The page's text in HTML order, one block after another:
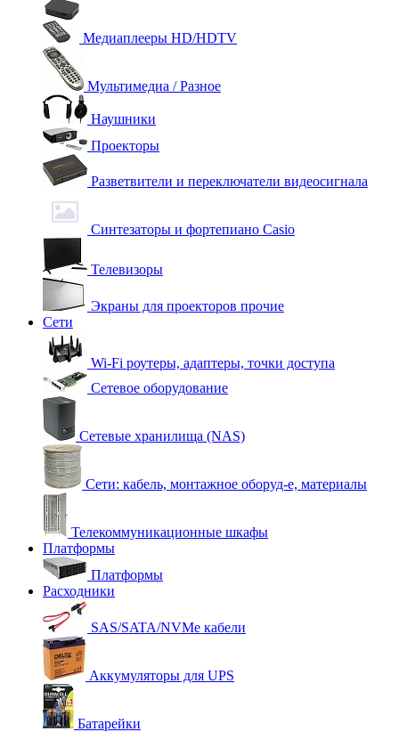
Медиаплееры HD/HDTV
Мультимедиа / Разное
Наушники
Проекторы
Разветвители и переключатели видеосигнала
Синтезаторы и фортепиано Casio
Телевизоры
Экраны для проекторов прочие
Сети
Wi-Fi роутеры, адаптеры, точки доступа
Сетевое оборудование
Сетевые хранилища (NAS)
Сети: кабель, монтажное оборуд-е, материалы
Телекоммуникационные шкафы
Платформы
Платформы
Расходники
SAS/SATA/NVMe кабели
Аккумуляторы для UPS
Батарейки